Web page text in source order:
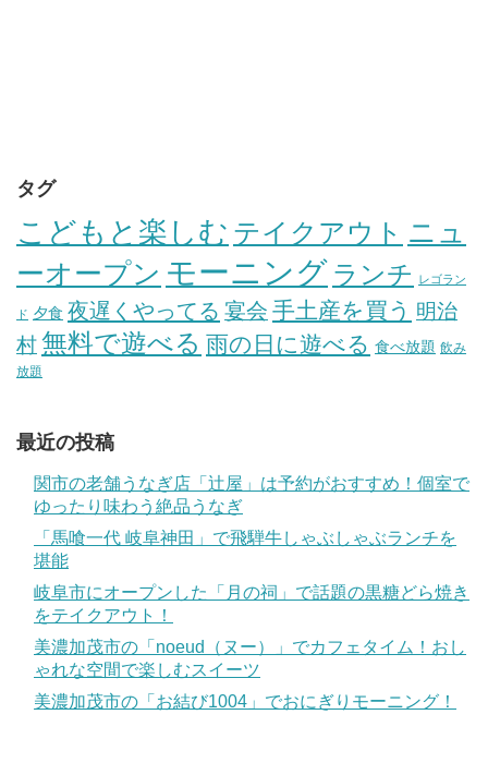
タグ
こどもと楽しむ テイクアウト ニュ
ーオープン モーニング ランチ レゴラン
ド 夕食 夜遅くやってる 宴会 手土産を買う 明治
村無料で遊べる 雨の日に遊べる 食べ放題 飲み
放題
最近の投稿
関市の老舗うなぎ店「辻屋」は予約がおすすめ！個室で
ゆったり味わう絶品うなぎ
「馬喰一代 岐阜神田」で飛騨牛しゃぶしゃぶランチを
堪能
岐阜市にオープンした「月の祠」で話題の黒糖どら焼き
をテイクアウト！
美濃加茂市の「noeud（ヌー）」でカフェタイム！おし
ゃれな空間で楽しむスイーツ
美濃加茂市の「お結び1004」でおにぎりモーニング！